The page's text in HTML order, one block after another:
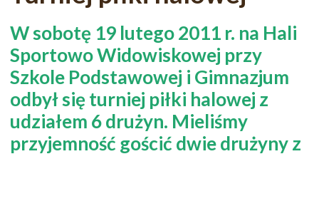
W sobotę 19 lutego 2011 r. na Hali
Sportowo Widowiskowej przy
Szkole Podstawowej i Gimnazjum
odbył się turniej piłki halowej z
udziałem 6 drużyn. Mieliśmy
przyjemność gościć dwie drużyny z